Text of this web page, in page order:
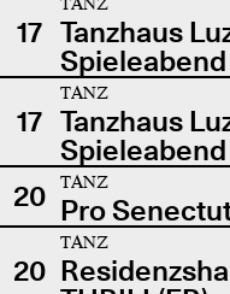
17 Tanzhaus
Spieleabend
17
TANZ
Tanzhaus
Spieleabend
20
TANZ
Pro
20
TANZ